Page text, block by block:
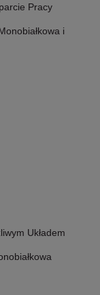
Pracy
i
Układem